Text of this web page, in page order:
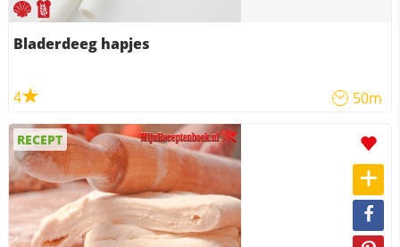
Bladerdeeg hapjes
4 50m
RECEPT